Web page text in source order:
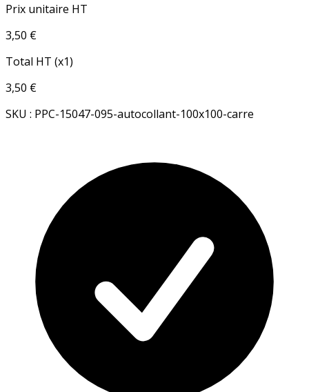
Prix unitaire HT
3,50 €
Total HT (x1)
3,50 €
SKU : PPC-15047-095-autocollant-100x100-carre